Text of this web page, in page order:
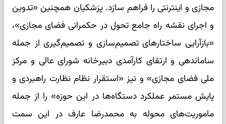
مجازی و اینترنتی را فراهم سازد. پزشکیان همچنین «تدوین
و اجرای نقشه راه جامع تحول در حکمرانی فضای مجازی»،
«بازآرایی ساختارهای تصمیم‌سازی و تصمیم‌گیری از جمله
ساماندهی و ارتقای کارآمدی دبیرخانه شورای عالی و مرکز
ملی فضای مجازی» و نیز «استقرار نظام نظارت راهبردی و
پایش مستمر عملکرد دستگاه‌ها در این حوزه» را از جمله
ماموریت‌های محوله به محمدرضا عارف در این سمت